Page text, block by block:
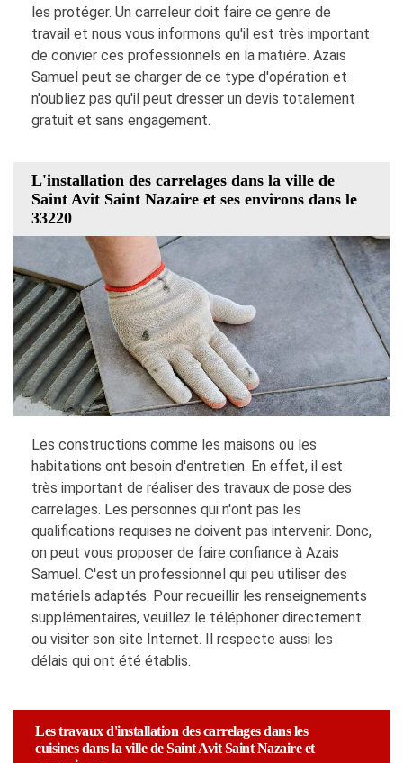
les protéger. Un carreleur doit faire ce genre de
travail et nous vous informons qu'il est très important
de convier ces professionnels en la matière. Azais
Samuel peut se charger de ce type d'opération et
n'oubliez pas qu'il peut dresser un devis totalement
gratuit et sans engagement.
L'installation des carrelages dans la ville de
Saint Avit Saint Nazaire et ses environs dans le
33220
Les constructions comme les maisons ou les
habitations ont besoin d'entretien. En effet, il est
très important de réaliser des travaux de pose des
carrelages. Les personnes qui n'ont pas les
qualifications requises ne doivent pas intervenir. Donc,
on peut vous proposer de faire confiance à Azais
Samuel. C'est un professionnel qui peu utiliser des
matériels adaptés. Pour recueillir les renseignements
supplémentaires, veuillez le téléphoner directement
ou visiter son site Internet. Il respecte aussi les
délais qui ont été établis.
Les travaux d'installation des carrelages dans les
cuisines dans la ville de Saint Avit Saint Nazaire et